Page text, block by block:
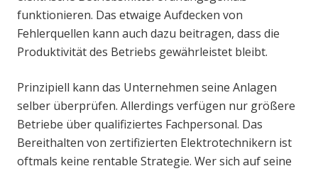
funktionieren. Das etwaige Aufdecken von
Fehlerquellen kann auch dazu beitragen, dass die
Produktivität des Betriebs gewährleistet bleibt.
Prinzipiell kann das Unternehmen seine Anlagen
selber überprüfen. Allerdings verfügen nur größere
Betriebe über qualifiziertes Fachpersonal. Das
Bereithalten von zertifizierten Elektrotechnikern ist
oftmals keine rentable Strategie. Wer sich auf seine